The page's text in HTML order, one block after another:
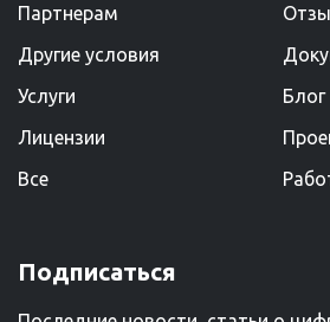
Партнерам
Другие условия
Услуги
Лицензии
Все
Блог
Подписаться